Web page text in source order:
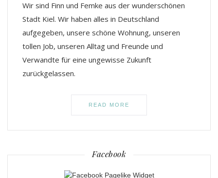
Wir sind Finn und Femke aus der wunderschönen
Stadt Kiel. Wir haben alles in Deutschland
aufgegeben, unsere schöne Wohnung, unseren
tollen Job, unseren Alltag und Freunde und
Verwandte für eine ungewisse Zukunft
zurückgelassen.
READ MORE
Facebook